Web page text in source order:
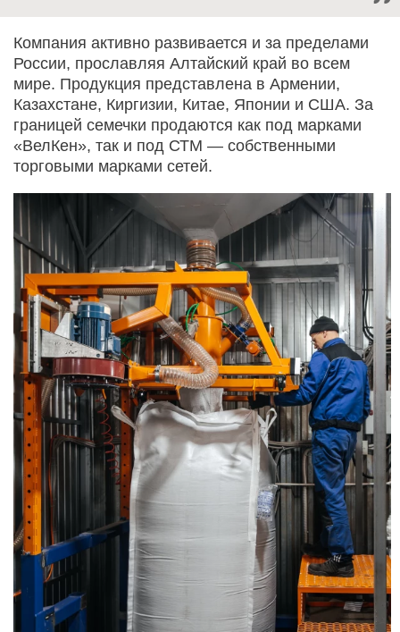
Компания активно развивается и за пределами
России, прославляя Алтайский край во всем
мире. Продукция представлена в Армении,
Казахстане, Киргизии, Китае, Японии и США. За
границей семечки продаются как под марками
«ВелКен», так и под СТМ — собственными
торговыми марками сетей.